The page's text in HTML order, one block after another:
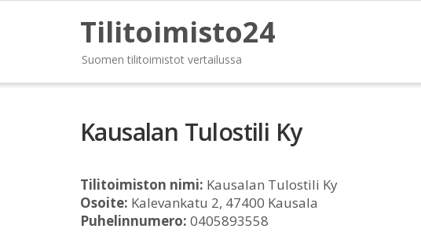
Tilitoimisto24
Suomen tilitoimistot vertailussa
Kausalan Tulostili Ky
Tilitoimiston nimi: Kausalan Tulostili Ky
Osoite: Kalevankatu 2, 47400 Kausala
Puhelinnumero: 0405893558